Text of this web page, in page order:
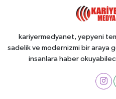
kariyermedyanet, yepyeni
sadelik ve modernizmi bir araya
insanlara haber